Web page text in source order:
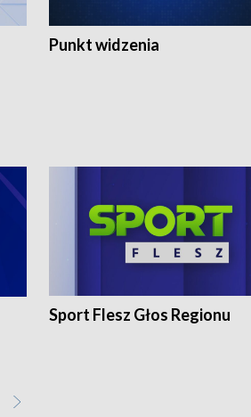
Punkt widzenia
Sport Flesz Głos Regionu